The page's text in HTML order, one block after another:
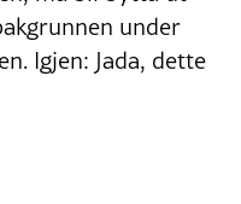
under
Igjen: Jada, dette